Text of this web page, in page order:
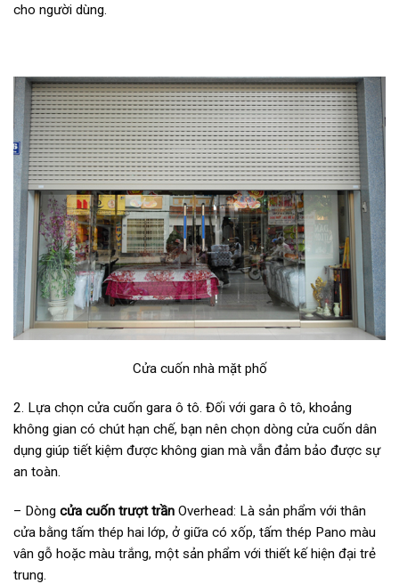
cho người dùng.
Cửa cuốn nhà mặt phố
2. Lựa chọn cửa cuốn gara ô tô. Đối với gara ô tô, khoảng
không gian có chút hạn chế, bạn nên chọn dòng cửa cuốn dân
dụng giúp tiết kiệm được không gian mà vẫn đảm bảo được sự
an toàn.
– Dòng cửa cuốn trượt trần Overhead: Là sản phẩm với thân
cửa bằng tấm thép hai lớp, ở giữa có xốp, tấm thép Pano màu
vân gỗ hoặc màu trắng, một sản phẩm với thiết kế hiện đại trẻ
trung.